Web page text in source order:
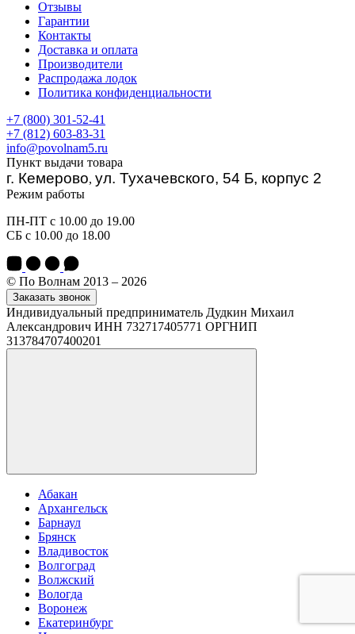
Отзывы
Гарантии
Контакты
Доставка и оплата
Производители
Распродажа лодок
Политика конфиденциальности
+7 (800) 301-52-41
+7 (812) 603-83-31
info@povolnam5.ru
Пункт выдачи товара
г. Кемерово, ул. Тухачевского, 54 Б, корпус 2
Режим работы
ПН-ПТ с 10.00 до 19.00
СБ с 10.00 до 18.00
© По Волнам 2013 – 2026
Заказать звонок
Индивидуальный предприниматель Дудкин Михаил
Александрович ИНН 732717405771 ОРГНИП
313784707400201
Абакан
Архангельск
Барнаул
Брянск
Владивосток
Волгоград
Волжский
Вологда
Воронеж
Екатеринбург